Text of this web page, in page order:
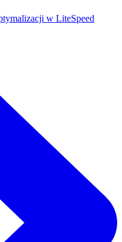
w LiteSpeed